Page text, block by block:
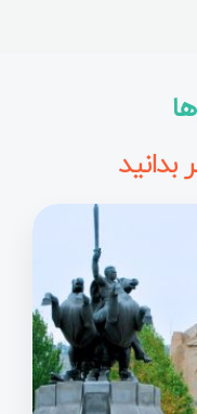
بدانید